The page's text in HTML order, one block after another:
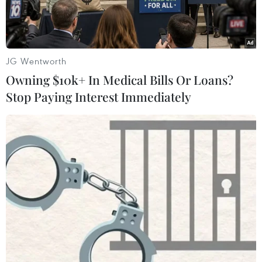
Loài thực vật mới được phát hiện tại Trung Quốc. (Ảnh:
news.cgtn.com)
Mới đây, các nhà nghiên cứu Trung Quốc đã
phát hiện ra một loài thực vật mới thuộc chi
Nam mộc hương (Aristolochia) ở thành phố Văn
Sơn, ở tỉnh Vân Nam, miền Tây Nam nước này.
JG Wentworth
Owning $10k+ In Medical Bills Or Loans?
Stop Paying Interest Immediately